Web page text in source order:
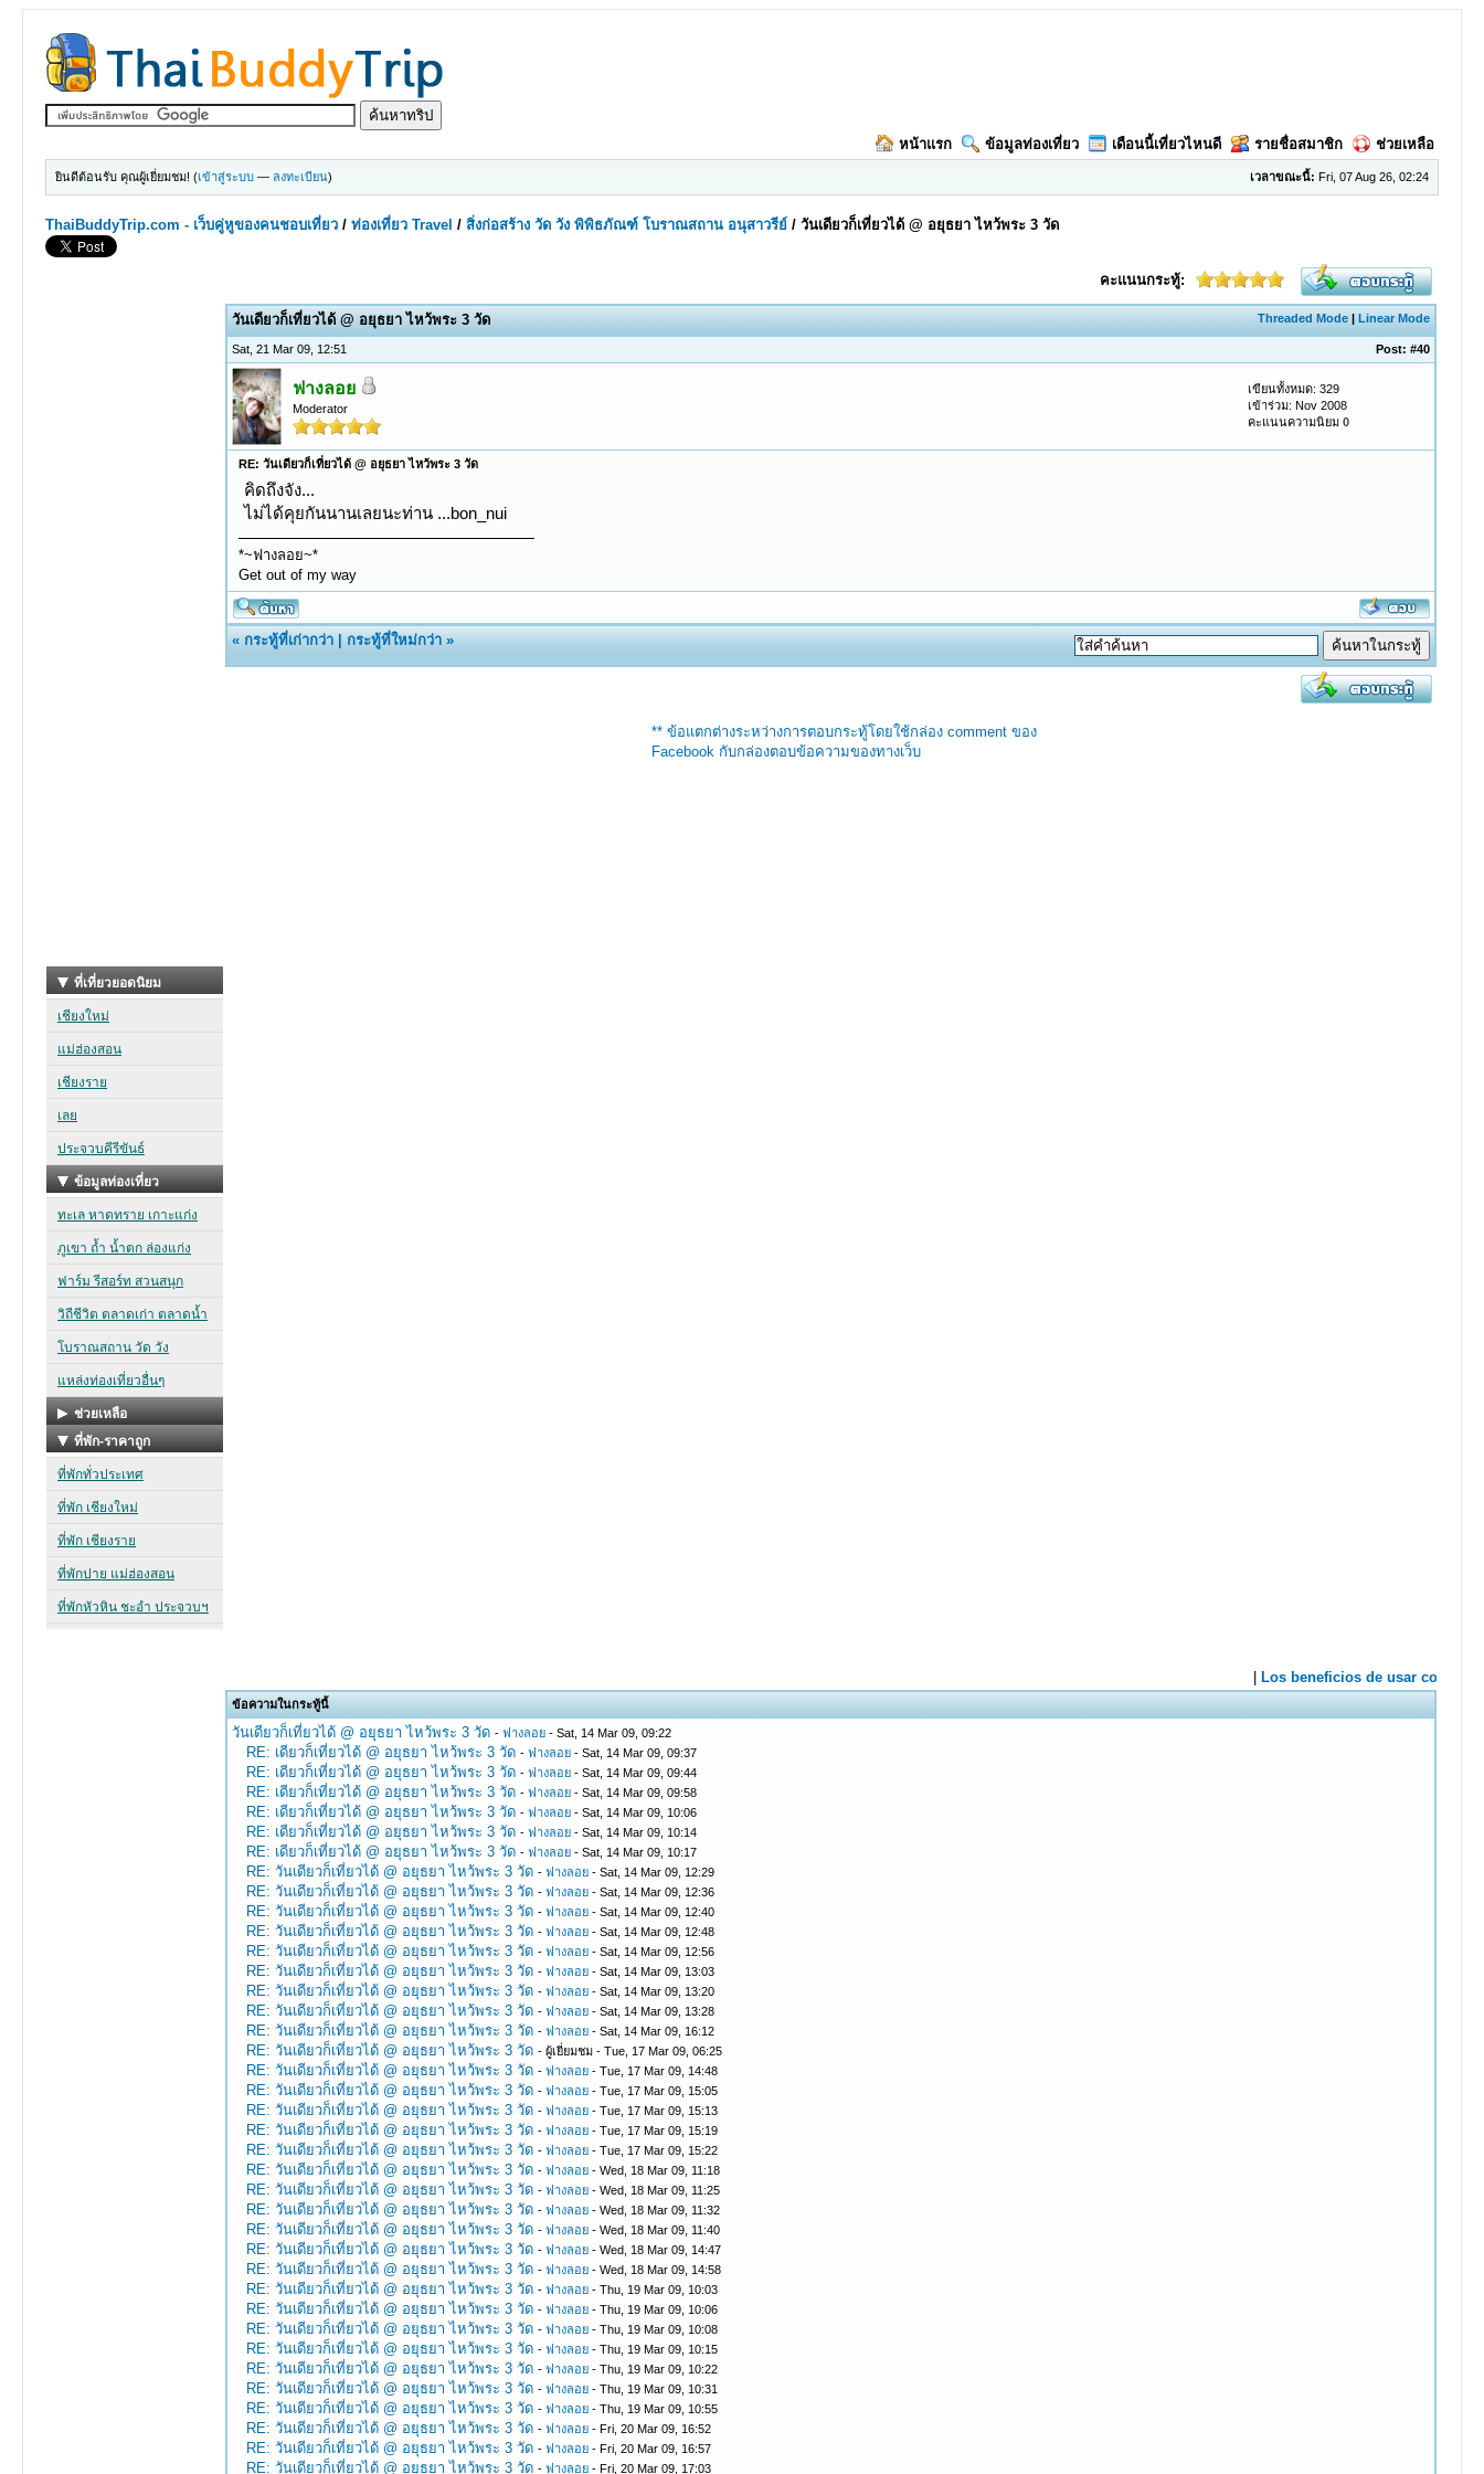
หน้าแรก ข้อมูลท่องเที่ยว เดือนนี้เที่ยวไหนดี รายชื่อสมาชิก ช่วยเหลือ
เวลาขณะนี้: Fri, 07 Aug 26, 02:24
ยินดีต้อนรับ คุณผู้เยี่ยมชม! (เข้าสู่ระบบ — ลงทะเบียน)
ThaiBuddyTrip.com - เว็บคู่หูของคนชอบเที่ยว /ท่องเที่ยว Travel /สิ่งก่อสร้าง วัด วัง พิพิธภัณฑ์ โบราณสถาน อนุสาวรีย์ /วันเดียวก็เที่ยวได้ @ อยุธยา ไหว้พระ 3 วัด
คะแนนกระทู้:
Threaded Mode |Linear Mode
วันเดียวก็เที่ยวได้ @ อยุธยา ไหว้พระ 3 วัด
Sat, 21 Mar 09, 12:51 Post:#40
ฟางลอย
Moderator
เขียนทั้งหมด: 329
เข้าร่วม: Nov 2008
คะแนนความนิยม0
RE: วันเดียวก็เที่ยวได้ @ อยุธยา ไหว้พระ 3 วัด
คิดถึงจัง...
ไม่ได้คุยกันนานเลยนะท่าน ...bon_nui
*~ฟางลอย~*
Get out of my way
«กระทู้ที่เก่ากว่า |กระทู้ที่ใหม่กว่า »
** ข้อแตกต่างระหว่างการตอบกระทู้โดยใช้กล่อง comment ของ
Facebook กับกล่องตอบข้อความของทางเว็บ
ข้อความในกระทู้นี้
วันเดียวก็เที่ยวได้ @ อยุธยา ไหว้พระ 3 วัด -ฟางลอย - Sat, 14 Mar 09, 09:22
RE: เดียวก็เที่ยวได้ @ อยุธยา ไหว้พระ 3 วัด -ฟางลอย - Sat, 14 Mar 09, 09:37
RE: เดียวก็เที่ยวได้ @ อยุธยา ไหว้พระ 3 วัด -ฟางลอย - Sat, 14 Mar 09, 09:44
RE: เดียวก็เที่ยวได้ @ อยุธยา ไหว้พระ 3 วัด -ฟางลอย - Sat, 14 Mar 09, 09:58
RE: เดียวก็เที่ยวได้ @ อยุธยา ไหว้พระ 3 วัด -ฟางลอย - Sat, 14 Mar 09, 10:06
RE: เดียวก็เที่ยวได้ @ อยุธยา ไหว้พระ 3 วัด -ฟางลอย - Sat, 14 Mar 09, 10:14
RE: เดียวก็เที่ยวได้ @ อยุธยา ไหว้พระ 3 วัด -ฟางลอย - Sat, 14 Mar 09, 10:17
RE: วันเดียวก็เที่ยวได้ @ อยุธยา ไหว้พระ 3 วัด -ฟางลอย - Sat, 14 Mar 09, 12:29
RE: วันเดียวก็เที่ยวได้ @ อยุธยา ไหว้พระ 3 วัด -ฟางลอย - Sat, 14 Mar 09, 12:36
RE: วันเดียวก็เที่ยวได้ @ อยุธยา ไหว้พระ 3 วัด -ฟางลอย - Sat, 14 Mar 09, 12:40
RE: วันเดียวก็เที่ยวได้ @ อยุธยา ไหว้พระ 3 วัด -ฟางลอย - Sat, 14 Mar 09, 12:48
RE: วันเดียวก็เที่ยวได้ @ อยุธยา ไหว้พระ 3 วัด -ฟางลอย - Sat, 14 Mar 09, 12:56
RE: วันเดียวก็เที่ยวได้ @ อยุธยา ไหว้พระ 3 วัด -ฟางลอย - Sat, 14 Mar 09, 13:03
RE: วันเดียวก็เที่ยวได้ @ อยุธยา ไหว้พระ 3 วัด -ฟางลอย - Sat, 14 Mar 09, 13:20
RE: วันเดียวก็เที่ยวได้ @ อยุธยา ไหว้พระ 3 วัด -ฟางลอย - Sat, 14 Mar 09, 13:28
RE: วันเดียวก็เที่ยวได้ @ อยุธยา ไหว้พระ 3 วัด -ฟางลอย - Sat, 14 Mar 09, 16:12
RE: วันเดียวก็เที่ยวได้ @ อยุธยา ไหว้พระ 3 วัด - ผู้เยี่ยมชม - Tue, 17 Mar 09, 06:25
RE: วันเดียวก็เที่ยวได้ @ อยุธยา ไหว้พระ 3 วัด -ฟางลอย - Tue, 17 Mar 09, 14:48
RE: วันเดียวก็เที่ยวได้ @ อยุธยา ไหว้พระ 3 วัด -ฟางลอย - Tue, 17 Mar 09, 15:05
RE: วันเดียวก็เที่ยวได้ @ อยุธยา ไหว้พระ 3 วัด -ฟางลอย - Tue, 17 Mar 09, 15:13
RE: วันเดียวก็เที่ยวได้ @ อยุธยา ไหว้พระ 3 วัด -ฟางลอย - Tue, 17 Mar 09, 15:19
RE: วันเดียวก็เที่ยวได้ @ อยุธยา ไหว้พระ 3 วัด -ฟางลอย - Tue, 17 Mar 09, 15:22
RE: วันเดียวก็เที่ยวได้ @ อยุธยา ไหว้พระ 3 วัด -ฟางลอย - Wed, 18 Mar 09, 11:18
RE: วันเดียวก็เที่ยวได้ @ อยุธยา ไหว้พระ 3 วัด -ฟางลอย - Wed, 18 Mar 09, 11:25
RE: วันเดียวก็เที่ยวได้ @ อยุธยา ไหว้พระ 3 วัด -ฟางลอย - Wed, 18 Mar 09, 11:32
RE: วันเดียวก็เที่ยวได้ @ อยุธยา ไหว้พระ 3 วัด -ฟางลอย - Wed, 18 Mar 09, 11:40
RE: วันเดียวก็เที่ยวได้ @ อยุธยา ไหว้พระ 3 วัด -ฟางลอย - Wed, 18 Mar 09, 14:47
RE: วันเดียวก็เที่ยวได้ @ อยุธยา ไหว้พระ 3 วัด -ฟางลอย - Wed, 18 Mar 09, 14:58
RE: วันเดียวก็เที่ยวได้ @ อยุธยา ไหว้พระ 3 วัด -ฟางลอย - Thu, 19 Mar 09, 10:03
RE: วันเดียวก็เที่ยวได้ @ อยุธยา ไหว้พระ 3 วัด -ฟางลอย - Thu, 19 Mar 09, 10:06
RE: วันเดียวก็เที่ยวได้ @ อยุธยา ไหว้พระ 3 วัด -ฟางลอย - Thu, 19 Mar 09, 10:08
RE: วันเดียวก็เที่ยวได้ @ อยุธยา ไหว้พระ 3 วัด -ฟางลอย - Thu, 19 Mar 09, 10:15
RE: วันเดียวก็เที่ยวได้ @ อยุธยา ไหว้พระ 3 วัด -ฟางลอย - Thu, 19 Mar 09, 10:22
RE: วันเดียวก็เที่ยวได้ @ อยุธยา ไหว้พระ 3 วัด -ฟางลอย - Thu, 19 Mar 09, 10:31
RE: วันเดียวก็เที่ยวได้ @ อยุธยา ไหว้พระ 3 วัด -ฟางลอย - Thu, 19 Mar 09, 10:55
RE: วันเดียวก็เที่ยวได้ @ อยุธยา ไหว้พระ 3 วัด -ฟางลอย - Fri, 20 Mar 09, 16:52
RE: วันเดียวก็เที่ยวได้ @ อยุธยา ไหว้พระ 3 วัด -ฟางลอย - Fri, 20 Mar 09, 16:57
RE: วันเดียวก็เที่ยวได้ @ อยุธยา ไหว้พระ 3 วัด -ฟางลอย - Fri, 20 Mar 09, 17:03